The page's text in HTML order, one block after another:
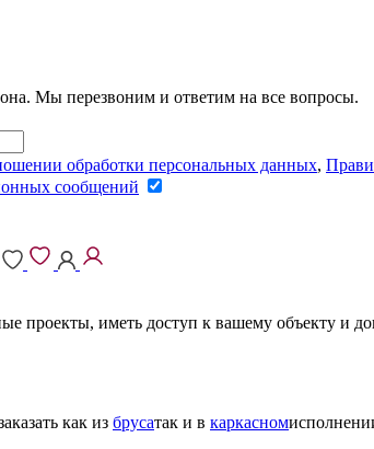
Мы перезвоним и ответим на все вопросы.
обработки персональных данных,
сообщений
проекты, иметь доступ к вашему объекту и
как из брусатак и в каркасном